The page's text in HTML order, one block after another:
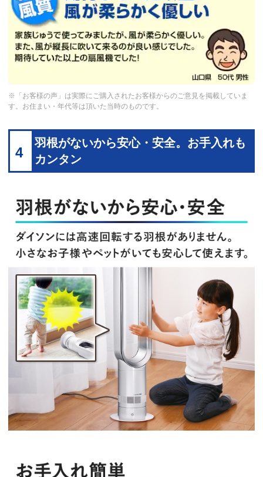
※「お客様の声」は実際にご購入されたお客様からのご意見を掲載していま
す。お住まい・年代等は頂いた当時のものです。
4
羽根がないから安心・安全。お手入れも
カンタン